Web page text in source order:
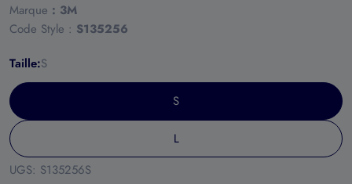
Marque : 3M
Code Style : S135256
Taille:S
S
L
UGS: S135256S